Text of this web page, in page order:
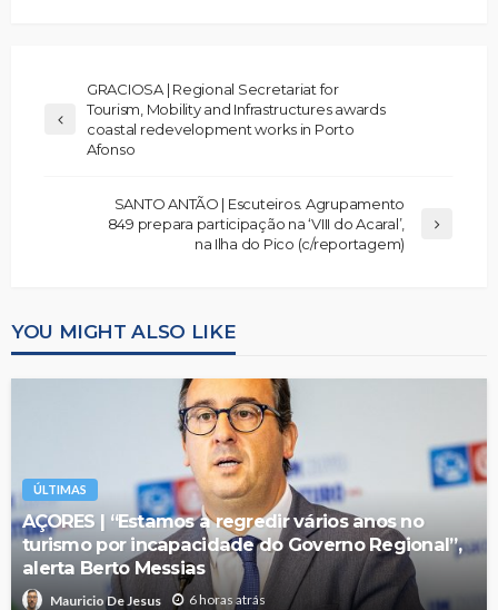
GRACIOSA | Regional Secretariat for
Tourism, Mobility and Infrastructures awards
coastal redevelopment works in Porto
Afonso
SANTO ANTÃO | Escuteiros. Agrupamento
849 prepara participação na ‘VIII do Acaral’,
na Ilha do Pico (c/reportagem)
YOU MIGHT ALSO LIKE
ÚLTIMAS
AÇORES | “Estamos a regredir vários anos no
turismo por incapacidade do Governo Regional”,
alerta Berto Messias
Mauricio De Jesus 6 horas atrás